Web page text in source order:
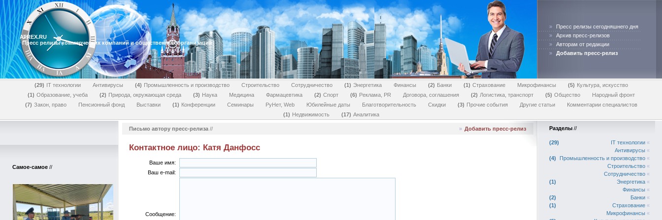
ATREX.RU
Пресс релизы коммерческих компаний и общественных организаций
»
Пресс релизы сегодняшнего дня
»
Архив пресс-релизов
»
Авторам от редакции
»
Добавить пресс-релиз
29 IT технологии Антивирусы 4 Промышленность и производство Строительство Сотрудничество 1 Энергетика Финансы 2 Банки 1 Страхование Микрофинансы 5
Культура, искусство
1
Образование, учеба 2 Природа, окружающая среда 3 Наука Медицина Фармацевтика 2 Спорт 6 Реклама, PR Договора, соглашения 2 Логистика, транспорт 5 Общество
Народный фронт
7
Закон, право Пенсионный фонд Выставки 1 Конференции Семинары РуНет, Web Юбилейные даты Благотворительность Скидки 3 Прочие события Другие статьи
Комментарии специалистов
1
Недвижимость 17 Аналитика
Самое-самое //
Письмо автору пресс-релиза // » Добавить пресс-релиз
Контактное лицо: Катя Данфосс
Ваше имя:
Ваш e-mail:
Сообщение:
Разделы //
29 IT технологии «
Антивирусы «
4
Промышленность и производство «
Строительство «
Сотрудничество «
1
Энергетика «
Финансы «
2
Банки «
1
Страхование «
Микрофинансы «